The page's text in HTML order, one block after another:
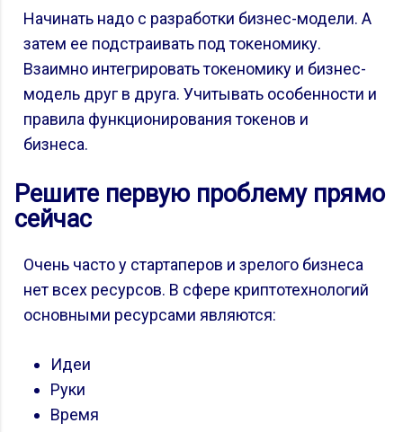
Начинать надо с разработки бизнес-модели. А
затем ее подстраивать под токеномику.
Взаимно интегрировать токеномику и бизнес-
модель друг в друга. Учитывать особенности и
правила функционирования токенов и
бизнеса.
Решите первую проблему прямо
сейчас
Очень часто у стартаперов и зрелого бизнеса
нет всех ресурсов. В сфере криптотехнологий
основными ресурсами являются:
Идеи
Руки
Время